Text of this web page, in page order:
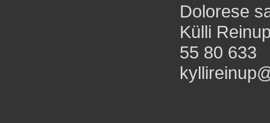
Dolorese
Külli
55 80 633